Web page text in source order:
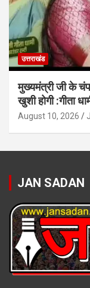
उत्तराखंड
मुख्यमंत्री जी के
खुशी होगी :गीता
August 10, 2026
JAN SADAN